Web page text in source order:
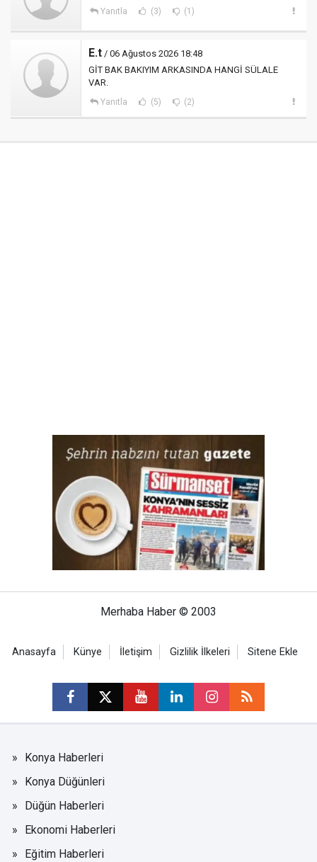
Yanıtla (3) (1)
E.t / 06 Ağustos 2026 18:48
GİT BAK BAKIYIM ARKASINDA HANGİ SÜLALE
VAR.
Yanıtla (5) (2)
Merhaba Haber © 2003
Anasayfa Künye İletişim Gizlilik İlkeleri Sitene Ekle
Konya Haberleri
Konya Düğünleri
Düğün Haberleri
Ekonomi Haberleri
Eğitim Haberleri